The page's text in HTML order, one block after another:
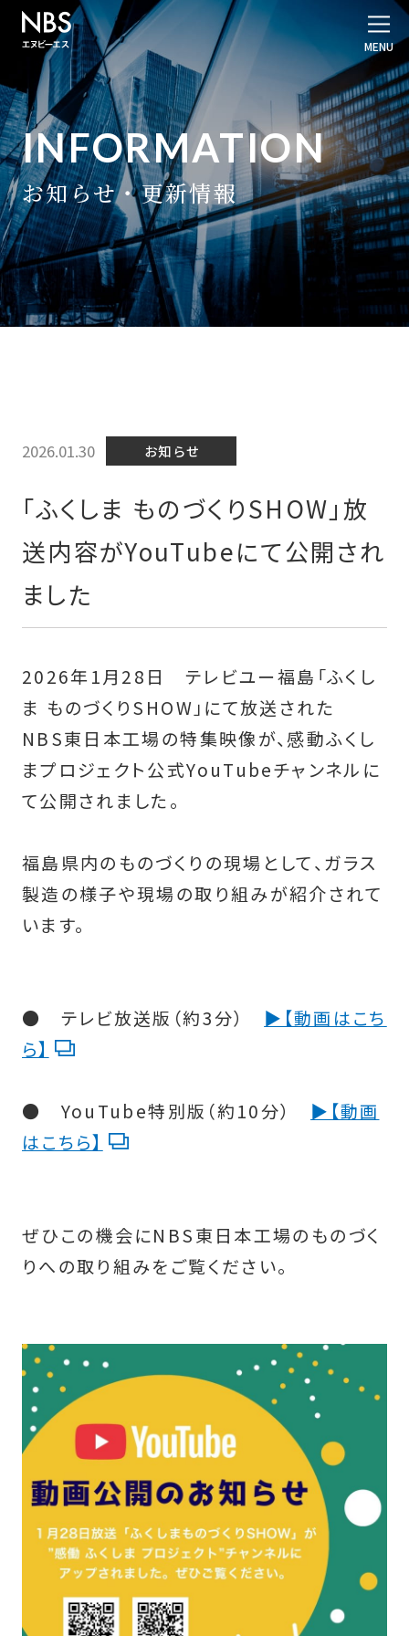
INFORMATION
お知らせ・更新情報
2026.01.30 お知らせ
「ふくしま ものづくりSHOW」放
送内容がYouTubeにて公開され
ました
2026年1月28日 テレビユー福島「ふくし
ま ものづくりSHOW」にて放送された
NBS東日本工場の特集映像が、感動ふくし
まプロジェクト公式YouTubeチャンネルに
て公開されました。
福島県内のものづくりの現場として、ガラス
製造の様子や現場の取り組みが紹介されて
います。
● テレビ放送版（約3分） ▶︎【動画はこち
ら】
● YouTube特別版（約10分） ▶︎【動画
はこちら】
ぜひこの機会にNBS東日本工場のものづく
りへの取り組みをご覧ください。